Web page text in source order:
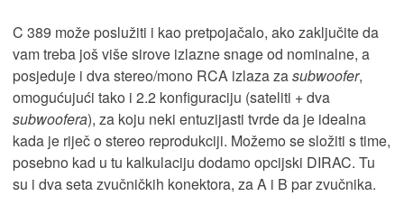
C 389 može poslužiti i kao pretpojačalo, ako zaključite da
vam treba još više sirove izlazne snage od nominalne, a
posjeduje i dva stereo/mono RCA izlaza zasubwoofer,
omogućujući tako i 2.2 konfiguraciju (sateliti + dva
subwoofera), za koju neki entuzijasti tvrde da je idealna
kada je riječ o stereo reprodukciji. Možemo se složiti s time,
posebno kad u tu kalkulaciju dodamo opcijski DIRAC. Tu
su i dva seta zvučničkih konektora, za A i B par zvučnika.